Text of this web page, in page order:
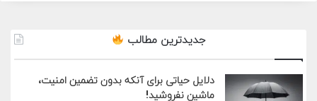
جدیدترین مطالب
دلایل حیاتی برای آنکه بدون تضمین امنیت،
ماشین نفروشید!